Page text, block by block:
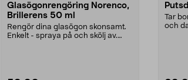
Glasögonrengöring Norenco,
Brillerens 50 ml
Rengör dina glasögon skonsamt.
Enkelt - spraya på och skölj av.
Tar
och